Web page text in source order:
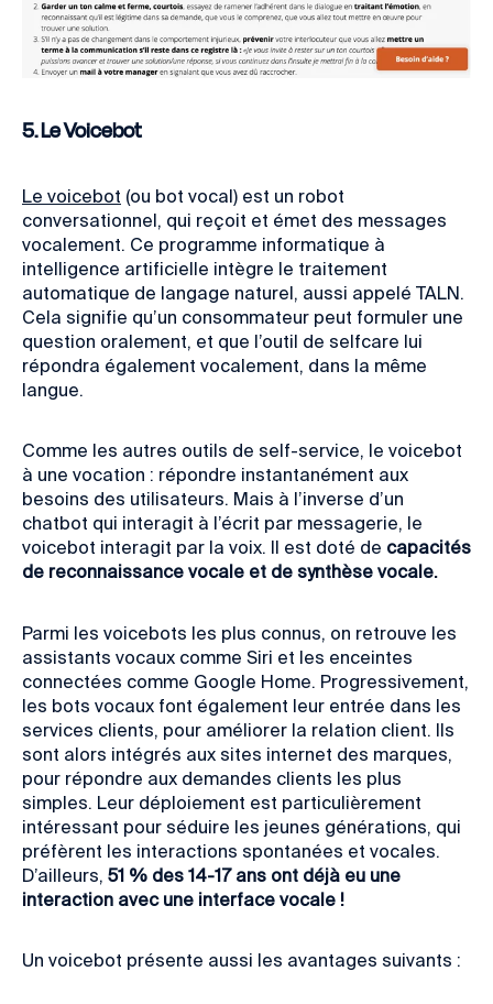
5. Le Voicebot
Le voicebot (ou bot vocal) est un robot
conversationnel, qui reçoit et émet des messages
vocalement. Ce programme informatique à
intelligence artificielle intègre le traitement
automatique de langage naturel, aussi appelé TALN.
Cela signifie qu’un consommateur peut formuler une
question oralement, et que l’outil de selfcare lui
répondra également vocalement, dans la même
langue.
Comme les autres outils de self-service, le voicebot
à une vocation : répondre instantanément aux
besoins des utilisateurs. Mais à l’inverse d’un
chatbot qui interagit à l’écrit par messagerie, le
voicebot interagit par la voix. Il est doté de capacités
de reconnaissance vocale et de synthèse vocale.
Parmi les voicebots les plus connus, on retrouve les
assistants vocaux comme Siri et les enceintes
connectées comme Google Home. Progressivement,
les bots vocaux font également leur entrée dans les
services clients, pour améliorer la relation client. Ils
sont alors intégrés aux sites internet des marques,
pour répondre aux demandes clients les plus
simples. Leur déploiement est particulièrement
intéressant pour séduire les jeunes générations, qui
préfèrent les interactions spontanées et vocales.
D’ailleurs, 51 % des 14-17 ans ont déjà eu une
interaction avec une interface vocale !
Un voicebot présente aussi les avantages suivants :